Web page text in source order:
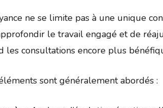
ne se limite pas à une unique
le travail engagé et de
les consultations encore plus
sont généralement abordés :